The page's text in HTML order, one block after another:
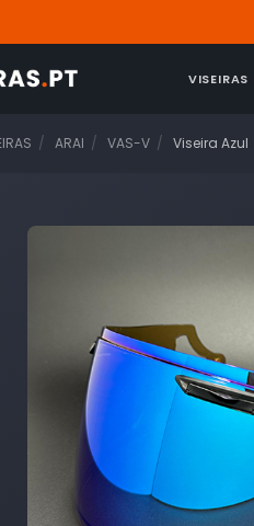
VISEIRAS
ARAI VAS-V Viseira Azul